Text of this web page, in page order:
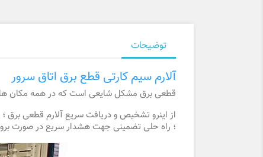
توضیحات
آلارم سیم کارتی قطع برق اتاق سرور
قطعی برق مشکل شایعی است که در همه مکان ها
از اینرو تشخیص و دریافت سریع آلارم قطعی برق
؛ راه حلی تضمینی جهت هشدار سریع در صورت